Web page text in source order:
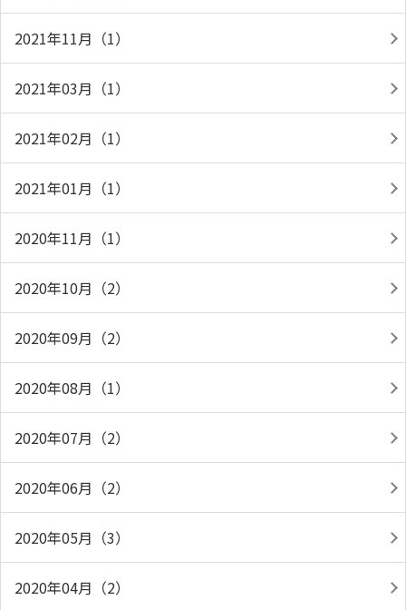
2021年11月（1）
2021年03月（1）
2021年02月（1）
2021年01月（1）
2020年11月（1）
2020年10月（2）
2020年09月（2）
2020年08月（1）
2020年07月（2）
2020年06月（2）
2020年05月（3）
2020年04月（2）